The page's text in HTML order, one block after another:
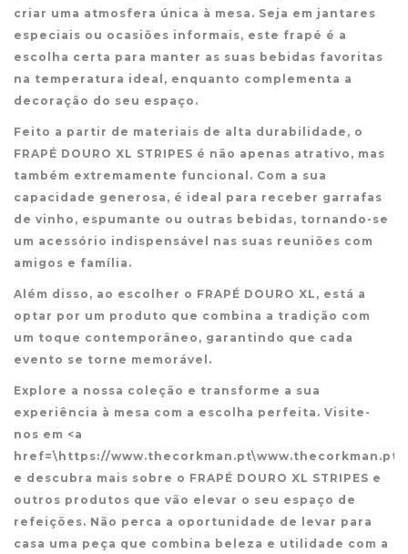
criar uma atmosfera única à mesa. Seja em jantares
especiais ou ocasiões informais, este frapé é a
escolha certa para manter as suas bebidas favoritas
na temperatura ideal, enquanto complementa a
decoração do seu espaço.
Feito a partir de materiais de alta durabilidade, o
FRAPÉ DOURO XL STRIPES é não apenas atrativo, mas
também extremamente funcional. Com a sua
capacidade generosa, é ideal para receber garrafas
de vinho, espumante ou outras bebidas, tornando-se
um acessório indispensável nas suas reuniões com
amigos e família.
Além disso, ao escolher o FRAPÉ DOURO XL, está a
optar por um produto que combina a tradição com
um toque contemporâneo, garantindo que cada
evento se torne memorável.
Explore a nossa coleção e transforme a sua
experiência à mesa com a escolha perfeita. Visite-
nos em <a
href=\https://www.thecorkman.pt\www.thecorkman.pt
e descubra mais sobre o FRAPÉ DOURO XL STRIPES e
outros produtos que vão elevar o seu espaço de
refeições. Não perca a oportunidade de levar para
casa uma peça que combina beleza e utilidade com a